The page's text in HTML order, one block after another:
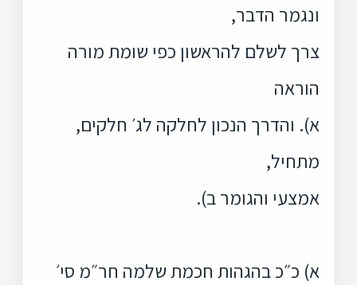
ונגמר הדבר,
צרך לשלם להראשון כפי שומת מורה
הוראה
א). והדרך הנכון לחלקה לג׳ חלקים,
מתחיל,
אמצעי והגומר ב).
א) כ״כ בהגהות חכמת שלמה חר״מ סי׳